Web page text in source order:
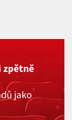
zpětně
jako